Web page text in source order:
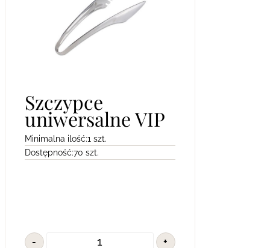
Szczypce
uniwersalne VIP
Minimalna ilość:1 szt.
Dostępność:70 szt.
- +